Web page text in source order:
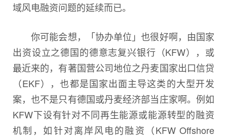
域风电融资问题的延续而已。
你可能会想，「协办单位」也很好啊，由国家
出资设立之德国的德意志复兴银行（KFW），或
最近来的，有著国营公司地位之丹麦国家出口信贷
（EKF），也都是国家出面主导这类的大型开发
案，也不是只有德国或丹麦经济部当庄家啊。例如
KFW下设有针对不同再生能源或能源转型的融资
机制，如针对离岸风电的融资（KFW Offshore